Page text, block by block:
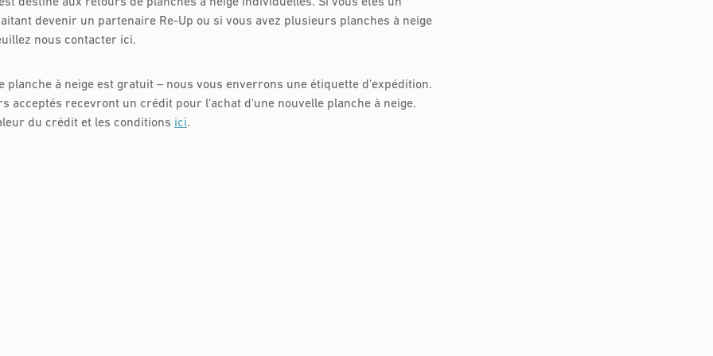
devenir un partenaire Re-Up ou si vous avez plusieurs planches à neige
nous contacter ici.
planche à neige est gratuit – nous vous enverrons une étiquette d'expédition.
acceptés recevront un crédit pour l'achat d'une nouvelle planche à neige.
du crédit et les conditions ici.